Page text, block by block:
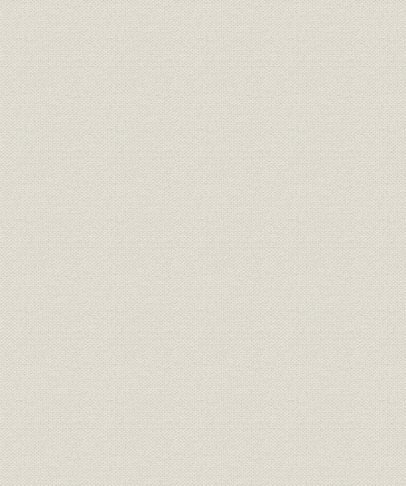
需給 府県別電力需要 神奈川
1907(明治
年度
需給 府県別電力需要 埼玉
1907(明治
年度
需給 府県別電力需要 千葉
1907(明治
年度